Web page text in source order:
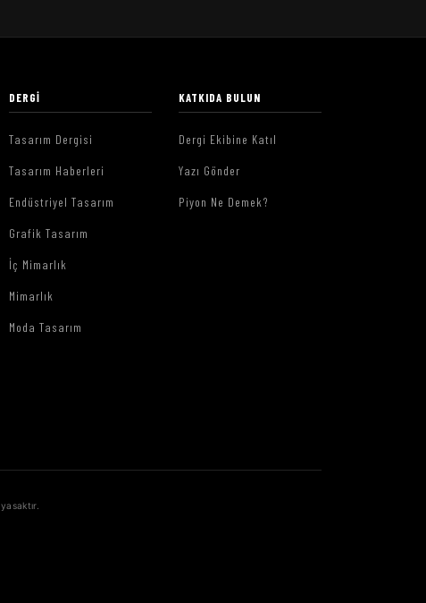
DERGI
Tasarım Dergisi
Tasarım Haberleri
Endüstriyel Tasarım
Grafik Tasarım
İç Mimarlık
Mimarlık
Moda Tasarım
KATKIDA BULUN
Dergi Ekibine Katıl
Yazı Gönder
Piyon Ne Demek?